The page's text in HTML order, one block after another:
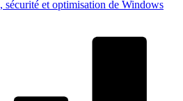
sécurité et optimisation de Windows